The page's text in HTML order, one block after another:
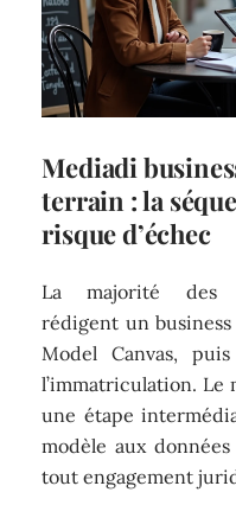
Mediadi
terrain : la
risque d’échec
La majorité des
rédigent un
Model Canvas,
l’immatriculation. Le
une étape
modèle aux
tout engagement